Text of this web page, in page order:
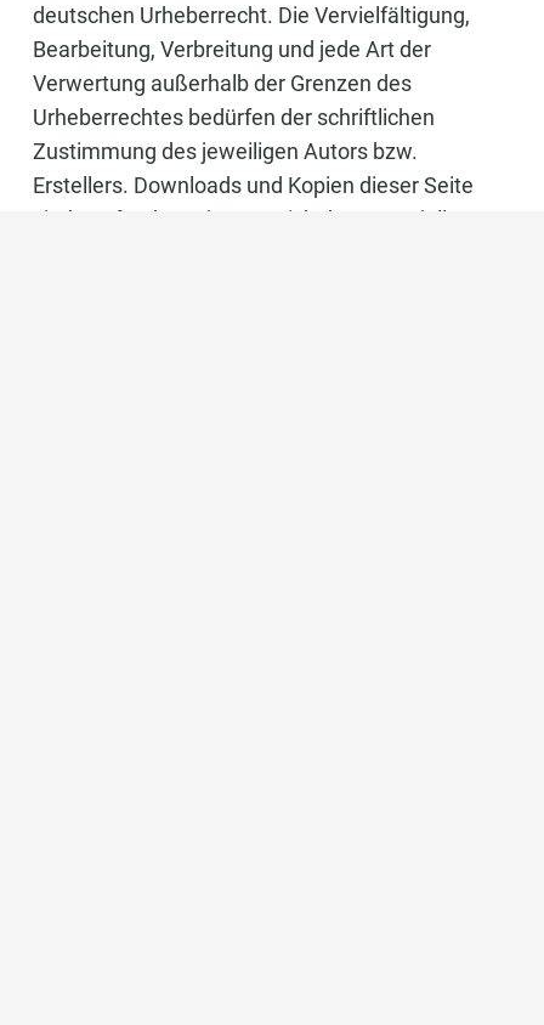
deutschen Urheberrecht. Die Vervielfältigung,
Bearbeitung, Verbreitung und jede Art der
Verwertung außerhalb der Grenzen des
Urheberrechtes bedürfen der schriftlichen
Zustimmung des jeweiligen Autors bzw.
Erstellers. Downloads und Kopien dieser Seite
sind nur für den privaten, nicht kommerziellen